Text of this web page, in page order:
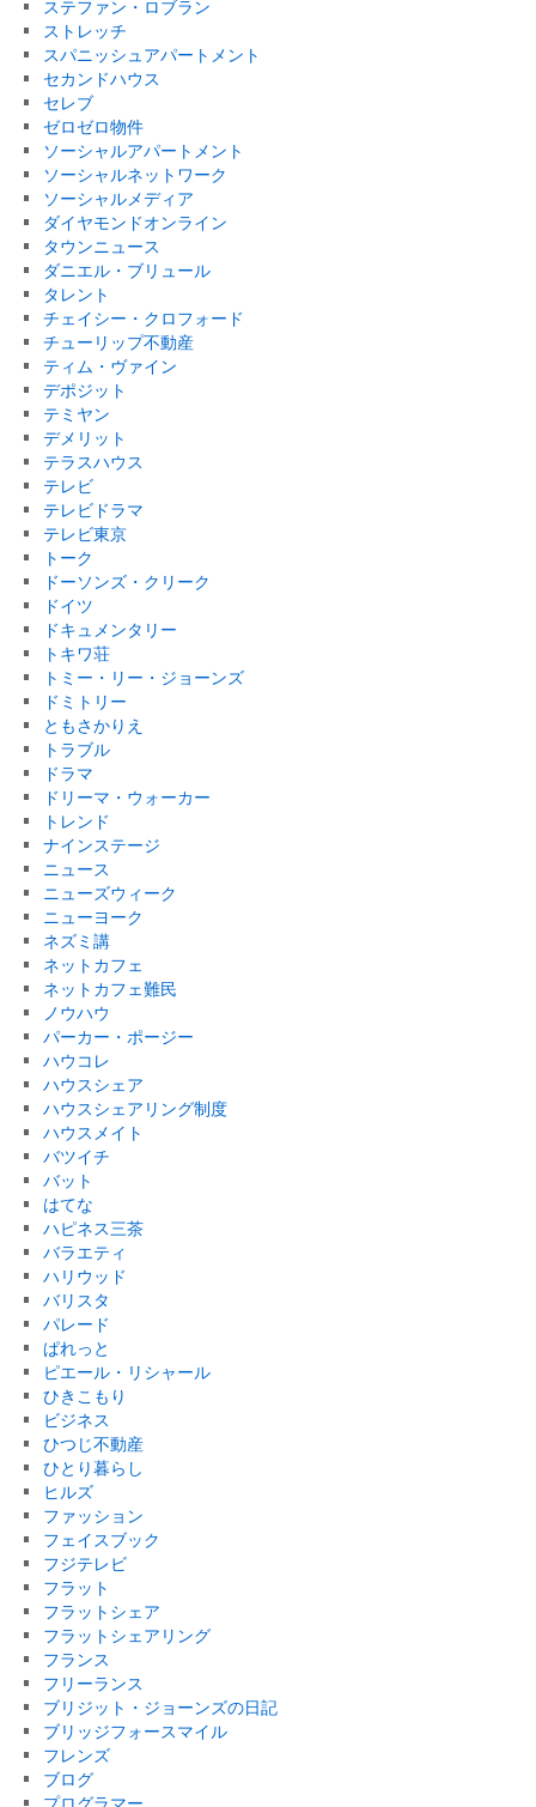
ステファン・ロブラン
ストレッチ
スパニッシュアパートメント
セカンドハウス
セレブ
ゼロゼロ物件
ソーシャルアパートメント
ソーシャルネットワーク
ソーシャルメディア
ダイヤモンドオンライン
タウンニュース
ダニエル・ブリュール
タレント
チェイシー・クロフォード
チューリップ不動産
ティム・ヴァイン
デポジット
テミヤン
デメリット
テラスハウス
テレビ
テレビドラマ
テレビ東京
トーク
ドーソンズ・クリーク
ドイツ
ドキュメンタリー
トキワ荘
トミー・リー・ジョーンズ
ドミトリー
ともさかりえ
トラブル
ドラマ
ドリーマ・ウォーカー
トレンド
ナインステージ
ニュース
ニューズウィーク
ニューヨーク
ネズミ講
ネットカフェ
ネットカフェ難民
ノウハウ
パーカー・ポージー
ハウコレ
ハウスシェア
ハウスシェアリング制度
ハウスメイト
バツイチ
バット
はてな
ハピネス三茶
バラエティ
ハリウッド
バリスタ
パレード
ぱれっと
ピエール・リシャール
ひきこもり
ビジネス
ひつじ不動産
ひとり暮らし
ヒルズ
ファッション
フェイスブック
フジテレビ
フラット
フラットシェア
フラットシェアリング
フランス
フリーランス
ブリジット・ジョーンズの日記
ブリッジフォースマイル
フレンズ
ブログ